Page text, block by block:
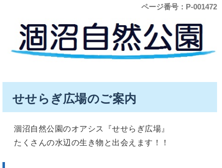
ページ番号：P-001472
せせらぎ広場のご案内
涸沼自然公園のオアシス『せせらぎ広場』
たくさんの水辺の生き物と出会えます！！